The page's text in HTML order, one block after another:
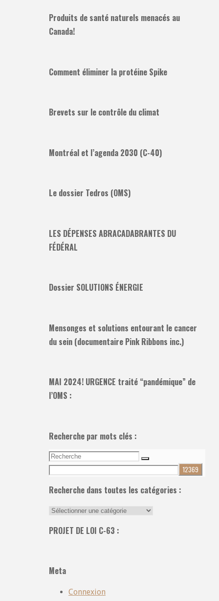
Produits de santé naturels menacés au
Canada!
Comment éliminer la protéine Spike
Brevets sur le contrôle du climat
Montréal et l’agenda 2030 (C-40)
Le dossier Tedros (OMS)
LES DÉPENSES ABRACADABRANTES DU
FÉDÉRAL
Dossier SOLUTIONS ÉNERGIE
Mensonges et solutions entourant le cancer
du sein (documentaire Pink Ribbons inc.)
MAI 2024! URGENCE traité “pandémique” de
l’OMS :
Recherche par mots clés :
Recherche
pour:
Recherche
Recherche dans toutes les catégories :
Recherche
toutes
PROJET DE LOI C-63 :
Meta
Connexion